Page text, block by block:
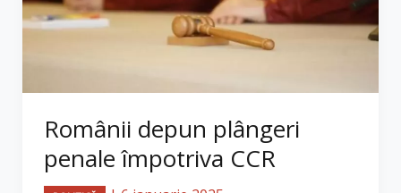
Românii depun plângeri
penale împotriva CCR